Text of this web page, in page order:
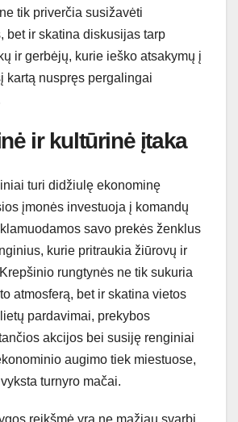
tik priverčia susižavėti
bet ir skatina diskusijas tarp
ir gerbėjų, kurie ieško atsakymų į
kartą nuspręs pergalingai
ir kultūrinė įtaka
turi didžiulę ekonominę
įmonės investuoja į komandų
savo prekės ženklus
kurie pritraukia žiūrovų ir
rungtynės ne tik sukuria
atmosferą, bet ir skatina vietos
pardavimai, prekybos
akcijos bei susiję renginiai
augimo tiek miestuose,
turnyro mačai.
reikšmė yra ne mažiau svarbi.